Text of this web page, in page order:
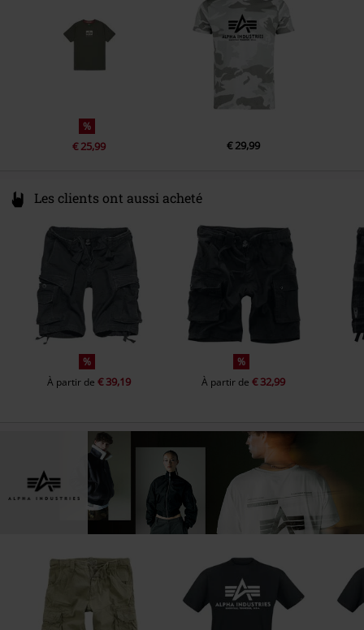
%
€ 25,99 € 29,99
Les clients ont aussi acheté
%
À partir de€ 39,19
%
À partir de € 32,99